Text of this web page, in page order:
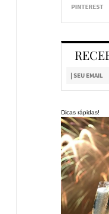
Dicas rápidas!